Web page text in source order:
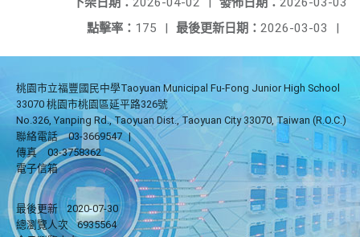
最後更新日期： 2026-03-03 |
點擊率： 175 |
桃園市立福豐國民中學Taoyuan Municipal Fu-Fong Junior High School
33070 桃園市桃園區延平路326號
No.326, Yanping Rd., Taoyuan Dist., Taoyuan City 33070, Taiwan (R.O.C.)
聯絡電話
03-3669547 |
傳真
03-3758362
電子信箱
最後更新
2020-07-30
總瀏覽人次
6935564